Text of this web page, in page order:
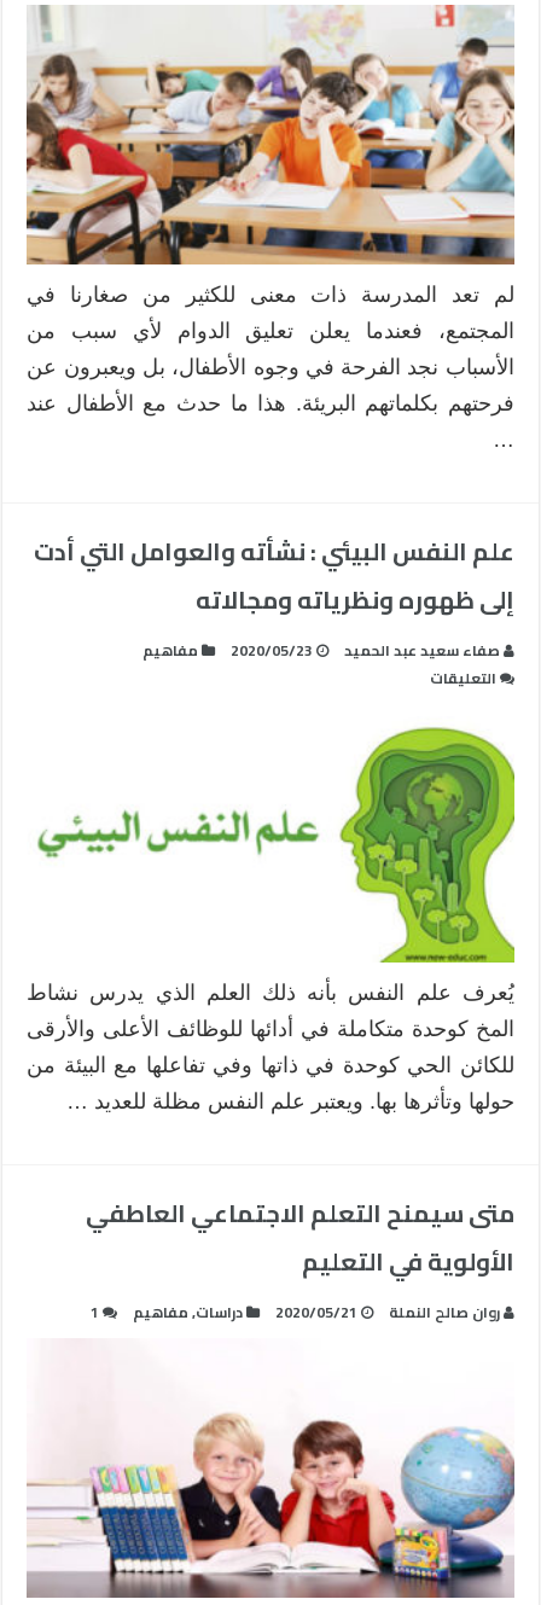
لم تعد المدرسة ذات معنى للكثير من صغارنا في
المجتمع، فعندما يعلن تعليق الدوام لأي سبب من
الأسباب نجد الفرحة في وجوه الأطفال، بل ويعبرون عن
فرحتهم بكلماتهم البريئة. هذا ما حدث مع الأطفال عند
…
علم النفس البيئي : نشأته والعوامل التي أدت
إلى ظهوره ونظرياته ومجالاته
صفاء سعيد عبد الحميد 2020/05/23
مفاهيم
التعليقات
النفس
البيئي
:
نشأته
والعوامل
التي
أدت
إلى
ظهوره
ونظرياته
ومجالاته
مغلقة
يُعرف علم النفس بأنه ذلك العلم الذي يدرس نشاط
المخ كوحدة متكاملة في أدائها للوظائف الأعلى والأرقى
للكائن الحي كوحدة في ذاتها وفي تفاعلها مع البيئة من
حولها وتأثرها بها. ويعتبر علم النفس مظلة للعديد …
متى سيمنح التعلم الاجتماعي العاطفي
الأولوية في التعليم
روان صالح النملة 2020/05/21 دراسات,مفاهيم 1